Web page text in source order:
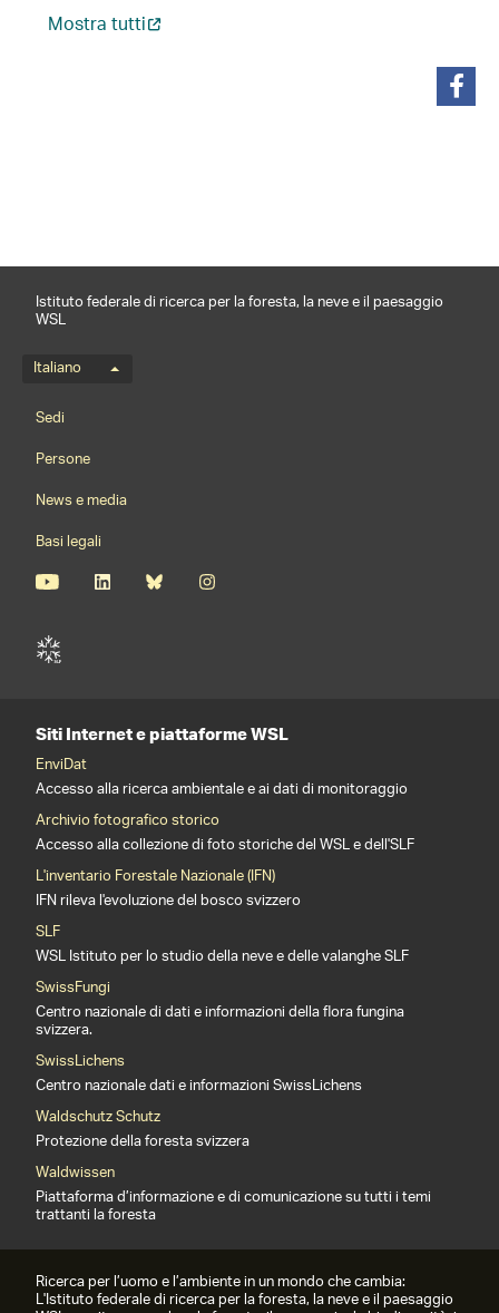
Mostra tutti
Istituto federale di ricerca per la foresta, la neve e il paesaggio
WSL
Menu della lingua
Italiano
Footernavigation
Sedi
Persone
News e media
Basi legali
Siti Internet e piattaforme WSL
EnviDat
Accesso alla ricerca ambientale e ai dati di monitoraggio
Archivio fotografico storico
Accesso alla collezione di foto storiche del WSL e dell'SLF
L'inventario Forestale Nazionale (IFN)
IFN rileva l'evoluzione del bosco svizzero
SLF
WSL Istituto per lo studio della neve e delle valanghe SLF
SwissFungi
Centro nazionale di dati e informazioni della flora fungina
svizzera.
SwissLichens
Centro nazionale dati e informazioni SwissLichens
Waldschutz Schutz
Protezione della foresta svizzera
Waldwissen
Piattaforma d’informazione e di comunicazione su tutti i temi
trattanti la foresta
Ricerca per l’uomo e l’ambiente in un mondo che cambia:
L'Istituto federale di ricerca per la foresta, la neve e il paesaggio